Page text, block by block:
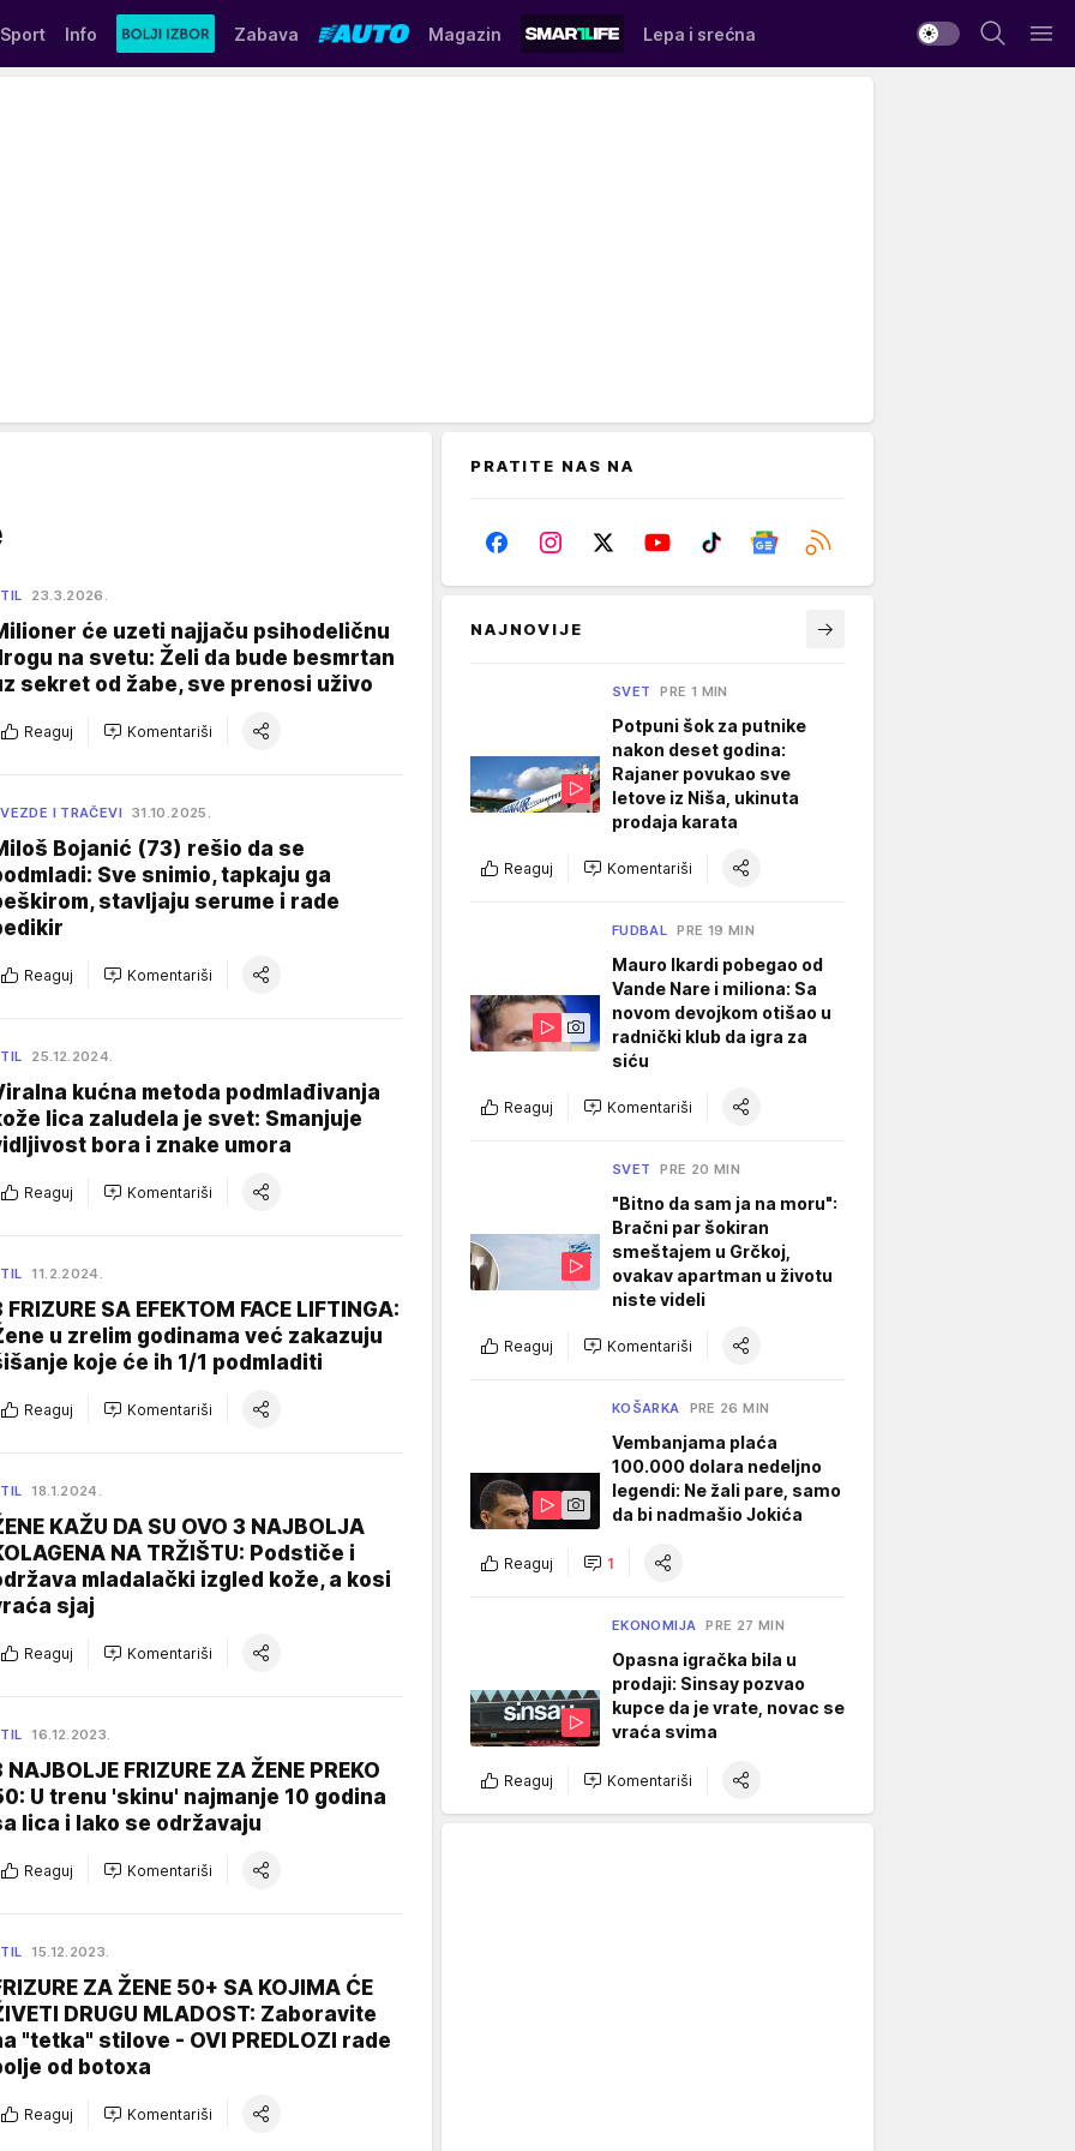
Sport Info Zabava Magazin Lepa i srećna
23.3.2026.
će uzeti najjaču psihodeličnu
na svetu: Želi da bude besmrtan
sekret od žabe, sve prenosi uživo
Reaguj Komentariši
I TRAČEVI 31.10.2025.
Bojanić (73) rešio da se
Sve snimio, tapkaju ga
stavljaju serume i rade
Reaguj Komentariši
25.12.2024.
kućna metoda podmlađivanja
lica zaludela je svet: Smanjuje
bora i znake umora
Reaguj Komentariši
11.2.2024.
FRIZURE SA EFEKTOM FACE LIFTINGA:
u zrelim godinama već zakazuju
koje će ih 1/1 podmladiti
Reaguj Komentariši
18.1.2024.
KAŽU DA SU OVO 3 NAJBOLJA
NA TRŽIŠTU: Podstiče i
mladalački izgled kože, a kosi
sjaj
Reaguj Komentariši
16.12.2023.
NAJBOLJE FRIZURE ZA ŽENE PREKO
U trenu 'skinu' najmanje 10 godina
lica i lako se održavaju
Reaguj Komentariši
15.12.2023.
ZA ŽENE 50+ SA KOJIMA ĆE
DRUGU MLADOST: Zaboravite
"tetka" stilove - OVI PREDLOZI rade
od botoxa
Reaguj Komentariši
PRATITE NAS NA
NAJNOVIJE
SVET PRE 1 MIN
Potpuni šok za putnike
nakon deset godina:
Rajaner povukao sve
letove iz Niša, ukinuta
prodaja karata
Reaguj Komentariši
FUDBAL PRE 19 MIN
Mauro Ikardi pobegao od
Vande Nare i miliona: Sa
novom devojkom otišao u
radnički klub da igra za
siću
Reaguj Komentariši
SVET PRE 20 MIN
"Bitno da sam ja na moru":
Bračni par šokiran
smeštajem u Grčkoj,
ovakav apartman u životu
niste videli
Reaguj Komentariši
KOŠARKA PRE 26 MIN
Vembanjama plaća
100.000 dolara nedeljno
legendi: Ne žali pare, samo
da bi nadmašio Jokića
Reaguj 1
EKONOMIJA PRE 27 MIN
Opasna igračka bila u
prodaji: Sinsay pozvao
kupce da je vrate, novac se
vraća svima
Reaguj Komentariši